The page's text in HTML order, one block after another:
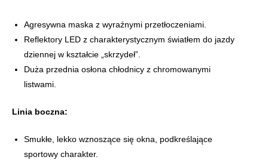
Agresywna maska z wyraźnymi przetłoczeniami.
Reflektory LED z charakterystycznym światłem do jazdy
dziennej w kształcie „skrzydeł”.
Duża przednia osłona chłodnicy z chromowanymi
listwami.
Linia boczna:
Smukłe, lekko wznoszące się okna, podkreślające
sportowy charakter.